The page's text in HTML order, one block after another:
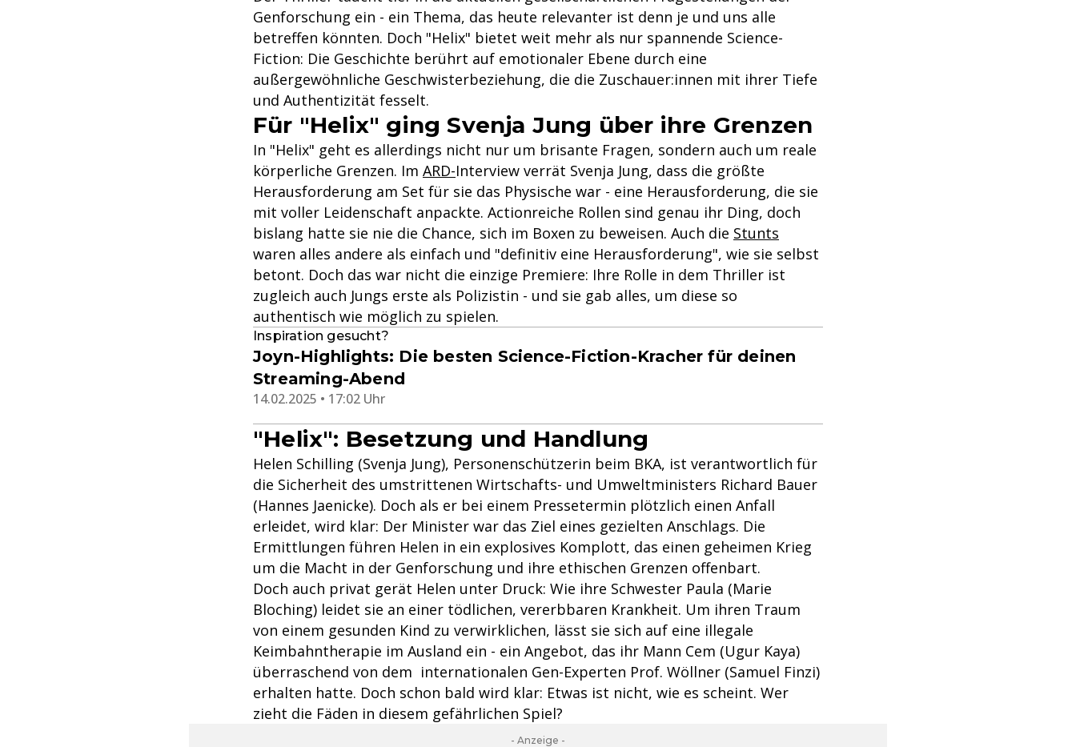
Genforschung ein - ein Thema, das heute relevanter ist denn je und uns alle
betreffen könnten. Doch "Helix" bietet weit mehr als nur spannende Science-
Fiction: Die Geschichte berührt auf emotionaler Ebene durch eine
außergewöhnliche Geschwisterbeziehung, die die Zuschauer:innen mit ihrer Tiefe
und Authentizität fesselt.
Für "Helix" ging Svenja Jung über ihre Grenzen
In "Helix" geht es allerdings nicht nur um brisante Fragen, sondern auch um reale
körperliche Grenzen. Im ARD-Interview verrät Svenja Jung, dass die größte
Herausforderung am Set für sie das Physische war - eine Herausforderung, die sie
mit voller Leidenschaft anpackte. Actionreiche Rollen sind genau ihr Ding, doch
bislang hatte sie nie die Chance, sich im Boxen zu beweisen. Auch die Stunts
waren alles andere als einfach und "definitiv eine Herausforderung", wie sie selbst
betont. Doch das war nicht die einzige Premiere: Ihre Rolle in dem Thriller ist
zugleich auch Jungs erste als Polizistin - und sie gab alles, um diese so
authentisch wie möglich zu spielen.
Inspiration gesucht?
Joyn-Highlights: Die besten Science-Fiction-Kracher für deinen
Streaming-Abend
14.02.2025 • 17:02 Uhr
"Helix": Besetzung und Handlung
Helen Schilling (Svenja Jung), Personenschützerin beim BKA, ist verantwortlich für
die Sicherheit des umstrittenen Wirtschafts- und Umweltministers Richard Bauer
(Hannes Jaenicke). Doch als er bei einem Pressetermin plötzlich einen Anfall
erleidet, wird klar: Der Minister war das Ziel eines gezielten Anschlags. Die
Ermittlungen führen Helen in ein explosives Komplott, das einen geheimen Krieg
um die Macht in der Genforschung und ihre ethischen Grenzen offenbart.
Doch auch privat gerät Helen unter Druck: Wie ihre Schwester Paula (Marie
Bloching) leidet sie an einer tödlichen, vererbbaren Krankheit. Um ihren Traum
von einem gesunden Kind zu verwirklichen, lässt sie sich auf eine illegale
Keimbahntherapie im Ausland ein - ein Angebot, das ihr Mann Cem (Ugur Kaya)
überraschend von dem internationalen Gen-Experten Prof. Wöllner (Samuel Finzi)
erhalten hatte. Doch schon bald wird klar: Etwas ist nicht, wie es scheint. Wer
zieht die Fäden in diesem gefährlichen Spiel?
- Anzeige -